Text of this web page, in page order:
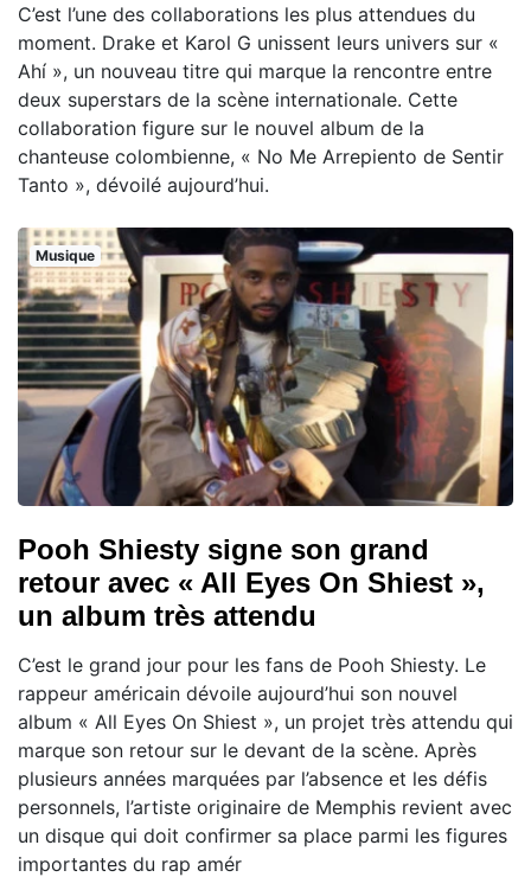
C’est l’une des collaborations les plus attendues du
moment. Drake et Karol G unissent leurs univers sur «
Ahí », un nouveau titre qui marque la rencontre entre
deux superstars de la scène internationale. Cette
collaboration figure sur le nouvel album de la
chanteuse colombienne, « No Me Arrepiento de Sentir
Tanto », dévoilé aujourd’hui.
Musique
Pooh Shiesty signe son grand
retour avec « All Eyes On Shiest »,
un album très attendu
C’est le grand jour pour les fans de Pooh Shiesty. Le
rappeur américain dévoile aujourd’hui son nouvel
album « All Eyes On Shiest », un projet très attendu qui
marque son retour sur le devant de la scène. Après
plusieurs années marquées par l’absence et les défis
personnels, l’artiste originaire de Memphis revient avec
un disque qui doit confirmer sa place parmi les figures
importantes du rap amér